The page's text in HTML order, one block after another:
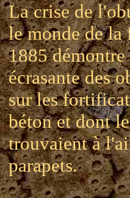
La crise de
le monde de
1885
écrasante des
sur les
béton et dont
trouvaient à
parapets.